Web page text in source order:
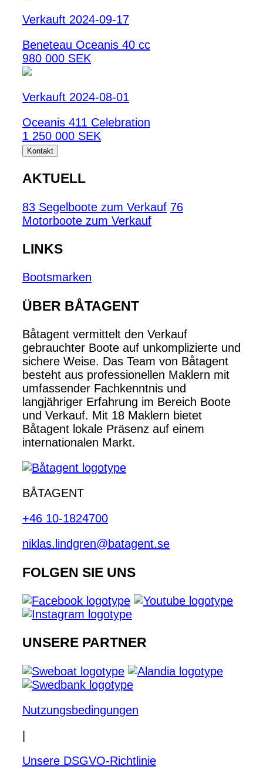
Verkauft 2024-09-17
Beneteau Oceanis 40 cc
980 000 SEK
Verkauft 2024-08-01
Oceanis 411 Celebration
1 250 000 SEK
Kontakt
AKTUELL
83 Segelboote zum Verkauf 76
Motorboote zum Verkauf
LINKS
Bootsmarken
ÜBER BÅTAGENT
Båtagent vermittelt den Verkauf
gebrauchter Boote auf unkomplizierte und
sichere Weise. Das Team von Båtagent
besteht aus professionellen Maklern mit
umfassender Fachkenntnis und
langjähriger Erfahrung im Bereich Boote
und Verkauf. Mit 18 Maklern bietet
Båtagent lokale Präsenz auf einem
internationalen Markt.
BÅTAGENT
+46 10-1824700
niklas.lindgren@batagent.se
FOLGEN SIE UNS
UNSERE PARTNER
Nutzungsbedingungen
Unsere DSGVO-Richtlinie